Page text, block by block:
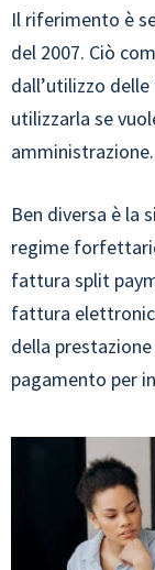
Il riferimento è
del 2007. Ciò
dall’utilizzo
utilizzarla se
amministrazione.
Ben diversa è la
regime
fattura split
fattura
della
pagamento per